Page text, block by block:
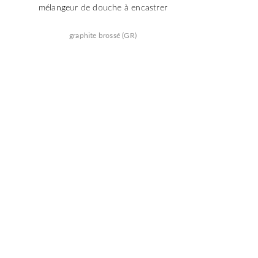
mélangeur de douche à encastrer
graphite brossé (GR)